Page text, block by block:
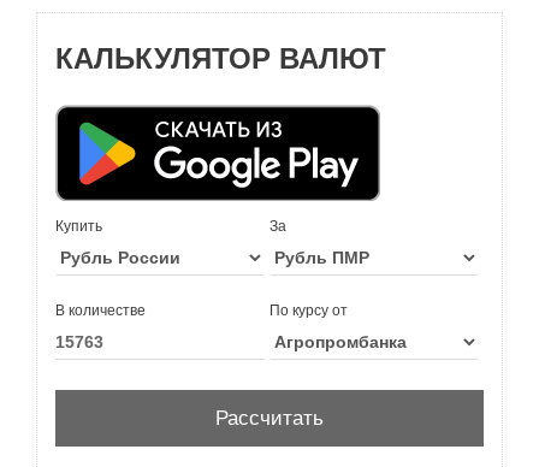
КАЛЬКУЛЯТОР ВАЛЮТ
Купить За
В количестве По курсу от